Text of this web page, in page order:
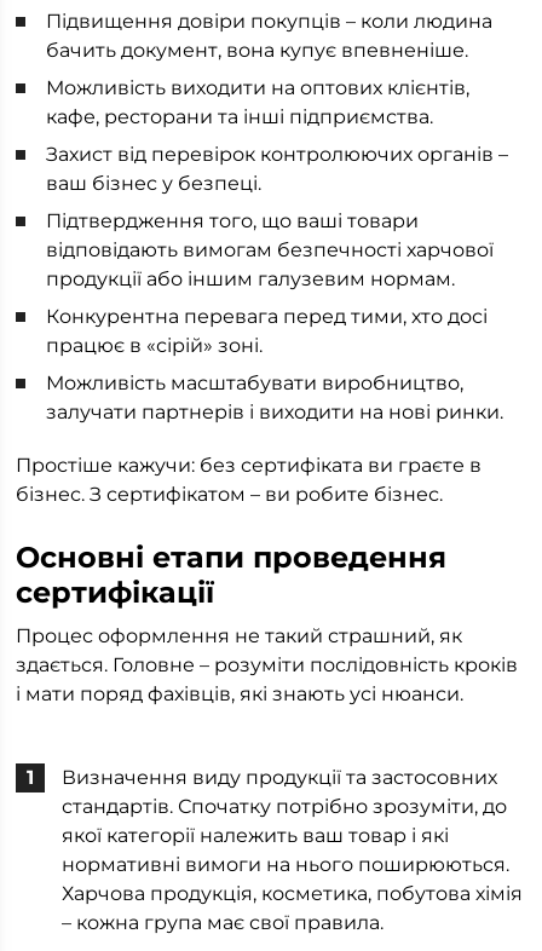
Підвищення довіри покупців – коли людина
бачить документ, вона купує впевненіше.
Можливість виходити на оптових клієнтів,
кафе, ресторани та інші підприємства.
Захист від перевірок контролюючих органів –
ваш бізнес у безпеці.
Підтвердження того, що ваші товари
відповідають вимогам безпечності харчової
продукції або іншим галузевим нормам.
Конкурентна перевага перед тими, хто досі
працює в «сірій» зоні.
Можливість масштабувати виробництво,
залучати партнерів і виходити на нові ринки.
Простіше кажучи: без сертифіката ви граєте в
бізнес. З сертифікатом – ви робите бізнес.
Основні етапи проведення
сертифікації
Процес оформлення не такий страшний, як
здається. Головне – розуміти послідовність кроків
і мати поряд фахівців, які знають усі нюанси.
Визначення виду продукції та застосовних
стандартів. Спочатку потрібно зрозуміти, до
якої категорії належить ваш товар і які
нормативні вимоги на нього поширюються.
Харчова продукція, косметика, побутова хімія
– кожна група має свої правила.